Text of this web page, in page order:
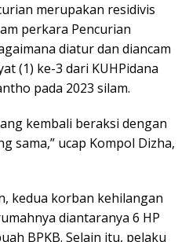
merupakan residivis
perkara Pencurian
diatur dan diancam
(1) ke-3 dari KUHPidana
pada 2023 silam.
kembali beraksi dengan
sama,” ucap Kompol Dizha,
kedua korban kehilangan
diantaranya 6 HP
BPKB. Selain itu, pelaku